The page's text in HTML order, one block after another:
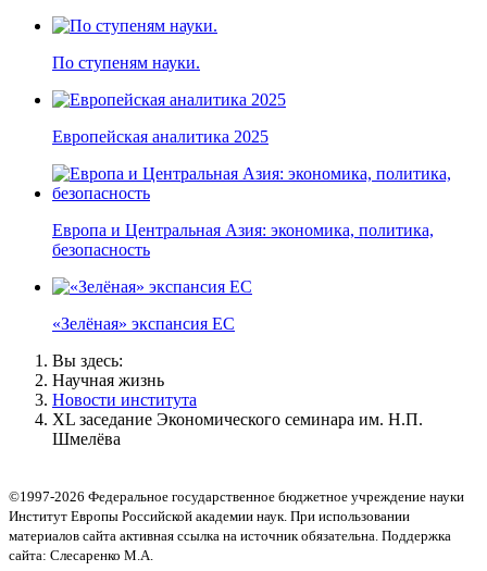
По ступеням науки.
Европейская аналитика 2025
Европа и Центральная Азия: экономика, политика,
безопасность
«Зелёная» экспансия ЕС
Вы здесь:
Научная жизнь
Новости института
XL заседание Экономического семинара им. Н.П.
Шмелёва
©1997-2026 Федеральное государственное бюджетное учреждение науки
Институт Европы Российской академии наук. При использовании
материалов сайта активная ссылка на источник обязательна. Поддержка
сайта: Слесаренко М.А.